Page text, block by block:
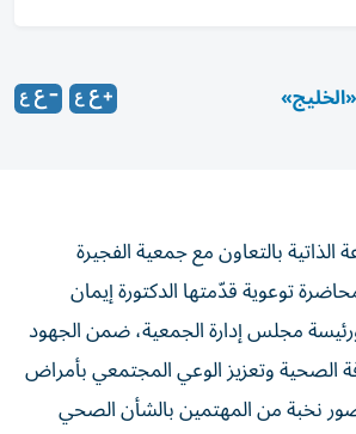
بالتعاون مع جمعية الفجيرة
توعوية قدّمتها الدكتورة إيمان
مجلس إدارة الجمعية، ضمن الجهود
الصحية وتعزيز الوعي المجتمعي بأمراض
نخبة من المهتمين بالشأن الصحي